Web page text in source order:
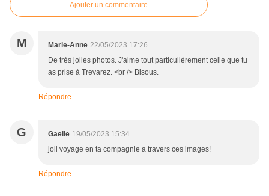
Ajouter un commentaire
M Marie-Anne 22/05/2023 17:26
De très jolies photos. J'aime tout particulièrement celle que tu
as prise à Trevarez. <br /> Bisous.
Répondre
G Gaelle 19/05/2023 15:34
joli voyage en ta compagnie a travers ces images!
Répondre